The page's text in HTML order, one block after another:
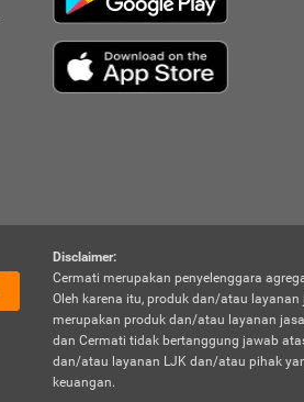
Disclaimer:
Cermati merupakan penyelenggara
Oleh karena itu, produk dan/atau
merupakan produk dan/atau layanan
dan Cermati tidak bertanggung jawab
dan/atau layanan LJK dan/atau pihak
keuangan.